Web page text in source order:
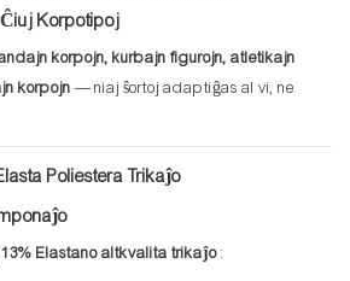
Korpotipoj
korpojn, kurbajn figurojn, atletikajn
korpojn — niaj ŝortoj adaptiĝas al vi, ne
Poliestera Trikaĵo
13% Elastano altkvalita trikaĵo: